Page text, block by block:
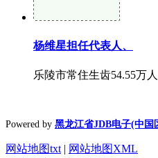
杨维星担任代表人、
乐陵市常住生齿54.55万
Powered by 黑龙江省JDB电子(中国
网站地图txt | 网站地图XML